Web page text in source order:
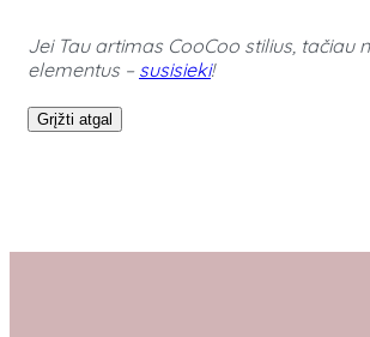
Jei Tau artimas CooCoo stilius,
elementus – susisieki!
Grįžti atgal